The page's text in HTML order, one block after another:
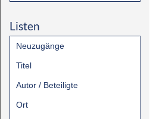
Listen
Neuzugänge
Titel
Autor / Beteiligte
Ort